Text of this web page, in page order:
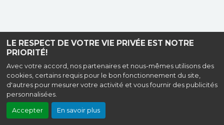
LE RESPECT DE VOTRE VIE PRIVÉE EST NOTRE
PRIORITÉ!
Avec votre accord, nos partenaires et nous-mêmes utilisons des
cookies, certains requis pour le bon fonctionnement du site,
d'autres pour mesurer votre activité et vous fournir des publicités
personnalisées.
Accepter En savoir plus